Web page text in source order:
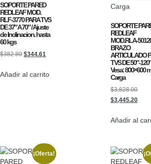
SOPORTE PARED
REDLEAF MOD.
RLF-3770 PARA TVS
DE 37″ A 70″ / Ajuste
de Inclinacion. hasta
60 kgs
$382.80 $344.61
Añadir al carrito
SOPORTE
REDLEAF
MOD.RLA-
BRAZO
ARTICULADO
TVS DE 50″-
Vesa: 800×600
Carga
$3,828.00
$3,445.20
Añadir al
¡Oferta!